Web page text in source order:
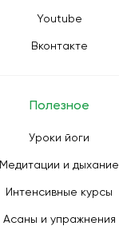
Youtube
Вконтакте
Полезное
Уроки йоги
Медитации и дыхание
Интенсивные курсы
Асаны и упражнения